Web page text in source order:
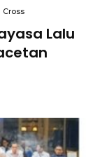
Cross
Lalu